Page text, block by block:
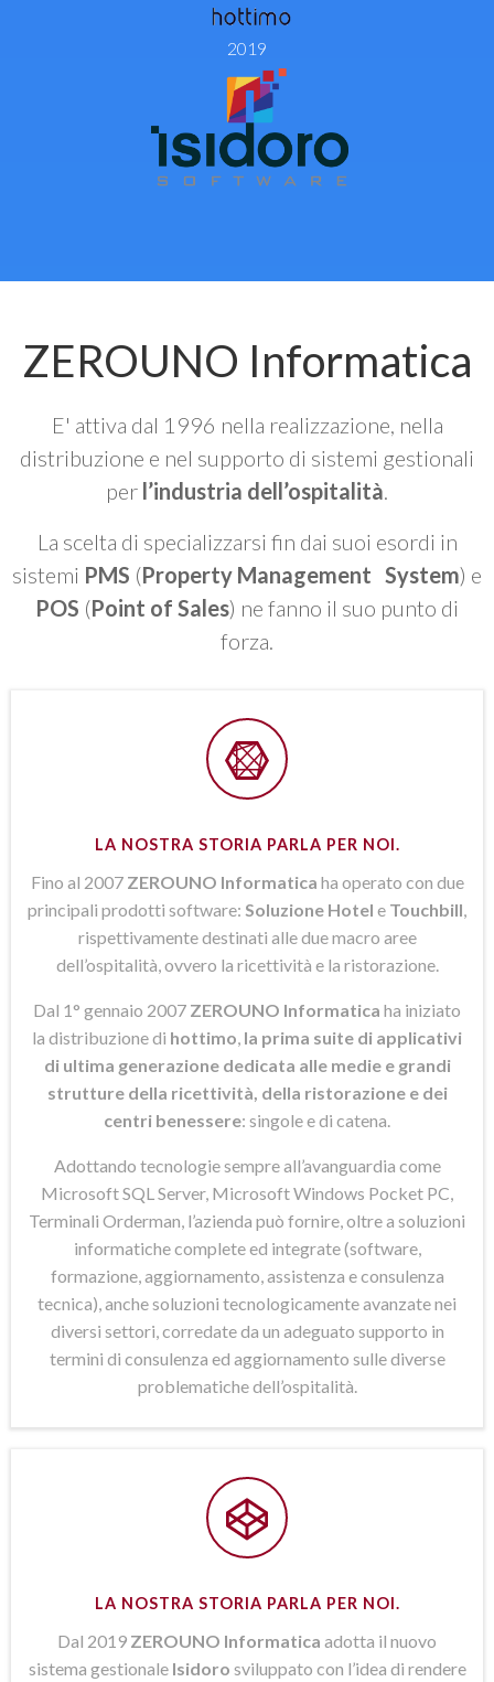
2019
ZEROUNO Informatica
E' attiva dal 1996 nella realizzazione, nella
distribuzione e nel supporto di sistemi gestionali
per l’industria dell’ospitalità
La scelta di specializzarsi fin dai suoi esordi in
sistemi PMS (Property Management System) e
POS (Point of Sales) ne fanno il suo punto di
forza.
LA NOSTRA STORIA PARLA PER NOI.
Fino al 2007 ZEROUNO Informatica ha operato con due
principali prodotti software: Soluzione Hotel e Touchbill
rispettivamente destinati alle due macro aree
dell’ospitalità, ovvero la ricettività e la ristorazione.
Dal 1° gennaio 2007 ZEROUNO Informatica ha iniziato
la distribuzione di hottimo la prima suite di applicativi
di ultima generazione dedicata alle medie e grandi
strutture della ricettività, della ristorazione e dei
centri benessere: singole e di catena.
Adottando tecnologie sempre all’avanguardia come
Microsoft SQL Server, Microsoft Windows Pocket PC,
Terminali Orderman, l’azienda può fornire, oltre a soluzioni
informatiche complete ed integrate (software,
formazione, aggiornamento, assistenza e consulenza
tecnica), anche soluzioni tecnologicamente avanzate nei
diversi settori, corredate da un adeguato supporto in
termini di consulenza ed aggiornamento sulle diverse
problematiche dell’ospitalità.
LA NOSTRA STORIA PARLA PER NOI.
Dal 2019 ZEROUNO Informatica adotta il nuovo
sistema gestionale Isidoro sviluppato con l’idea di rendere